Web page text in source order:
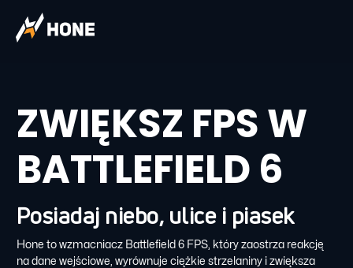
ZWIĘKSZ FPS W
BATTLEFIELD 6
Posiadaj niebo, ulice i piasek
Hone to wzmacniacz Battlefield 6 FPS, który zaostrza reakcję
na dane wejściowe, wyrównuje ciężkie strzelaniny i zwiększa